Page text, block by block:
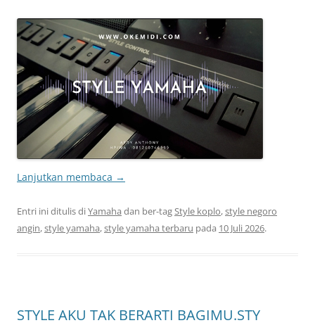
Lanjutkan membaca →
Entri ini ditulis diYamaha dan ber-tagStyle koplo,style negoro
angin,style yamaha,style yamaha terbaru pada 10 Juli 2026.
STYLE AKU TAK BERARTI BAGIMU.STY